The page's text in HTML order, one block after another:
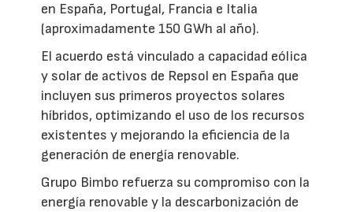
en España, Portugal, Francia e Italia
(aproximadamente 150 GWh al año).
El acuerdo está vinculado a capacidad eólica
y solar de activos de Repsol en España que
incluyen sus primeros proyectos solares
híbridos, optimizando el uso de los recursos
existentes y mejorando la eficiencia de la
generación de energía renovable.
Grupo Bimbo refuerza su compromiso con la
energía renovable y la descarbonización de